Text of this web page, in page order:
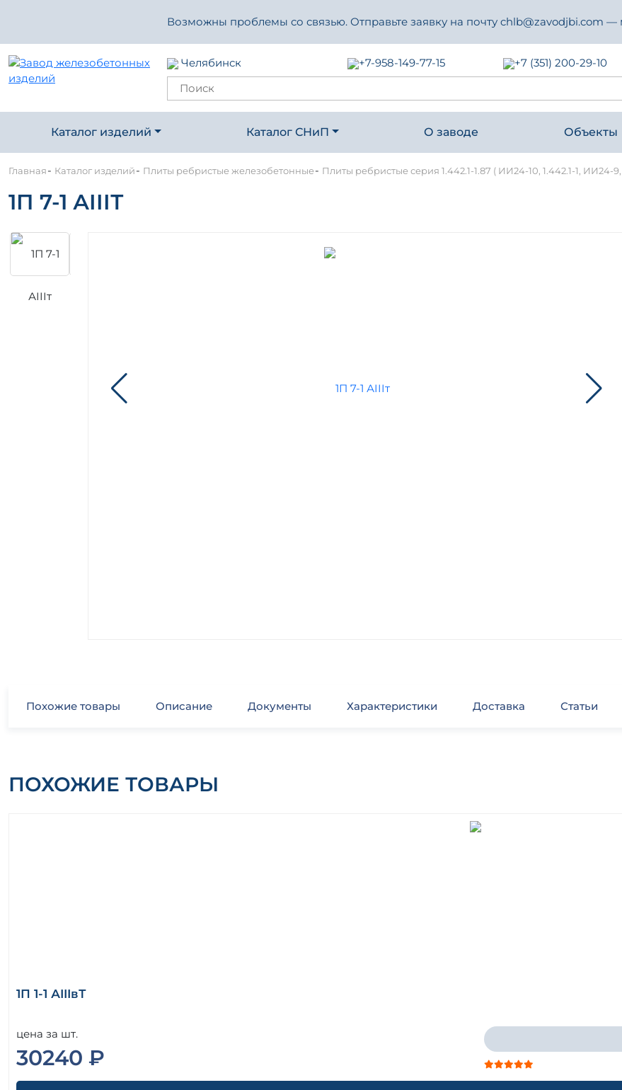
Возможны проблемы со связью. Отправьте заявку на почту chlb@zavodjbi.com —
Челябинск +7-958-149-77-15 +7 (351) 200-29-10
Каталог изделий Каталог СНиП О заводе Объекты
Главная- Каталог изделий- Плиты ребристые железобетонные- Плиты ребристые серия 1.442.1-1.87 ( ИИ24-10, 1.442.1-1, ИИ24-
1П 7-1 АIIIТ
Похожие товары Описание Документы Характеристики Доставка Статьи
ПОХОЖИЕ ТОВАРЫ
1П 1-1 АIIIвТ
цена за шт.
30240 ₽